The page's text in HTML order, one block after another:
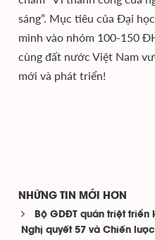
sáng”. Mục tiêu của Đại
mình vào nhóm 100-150
cùng đất nước Việt Nam
mới và phát triển!
NHỮNG TIN MỚI HƠN
Bộ GDĐT quán triệt triển
Nghị quyết 57 và Chiến